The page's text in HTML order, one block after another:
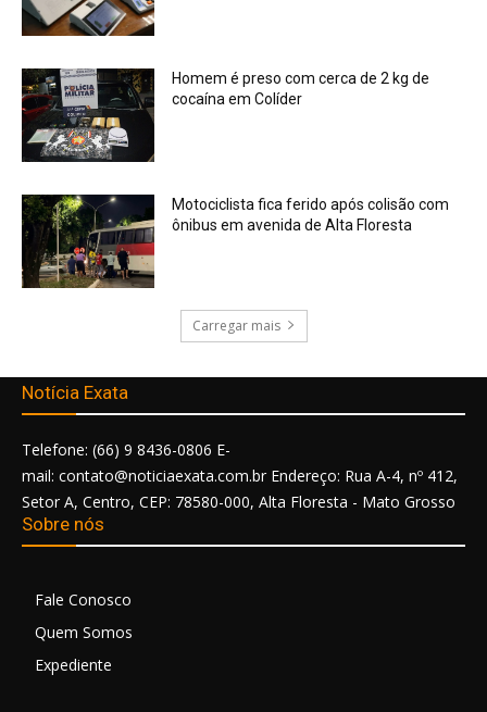
Homem é preso com cerca de 2 kg de
cocaína em Colíder
Motociclista fica ferido após colisão com
ônibus em avenida de Alta Floresta
Carregar mais
Notícia Exata
Telefone: (66) 9 8436-0806 E-
mail: contato@noticiaexata.com.br Endereço: Rua A-4, nº 412,
Setor A, Centro, CEP: 78580-000, Alta Floresta - Mato Grosso
Sobre nós
Fale Conosco
Quem Somos
Expediente